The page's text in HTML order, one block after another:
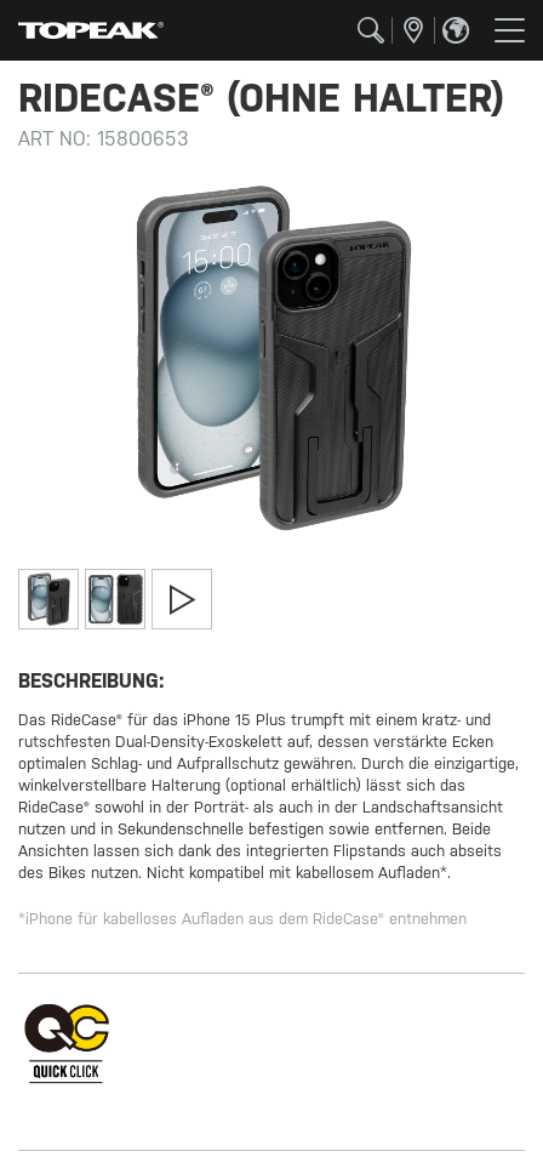
RIDECASE® (OHNE HALTER)
ART NO: 15800653
BESCHREIBUNG:
Das RideCase® für das iPhone 15 Plus trumpft mit einem kratz- und
rutschfesten Dual-Density-Exoskelett auf, dessen verstärkte Ecken
optimalen Schlag- und Aufprallschutz gewähren. Durch die einzigartige,
winkelverstellbare Halterung (optional erhältlich) lässt sich das
RideCase® sowohl in der Porträt- als auch in der Landschaftsansicht
nutzen und in Sekundenschnelle befestigen sowie entfernen. Beide
Ansichten lassen sich dank des integrierten Flipstands auch abseits
des Bikes nutzen. Nicht kompatibel mit kabellosem Aufladen*.
*iPhone für kabelloses Aufladen aus dem RideCase® entnehmen